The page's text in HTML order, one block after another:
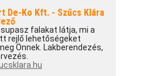
De-Ko Kft. - Szűcs Klára
falakat látja, mi a
rejlő lehetőségeket
Önnek. Lakberendezés,